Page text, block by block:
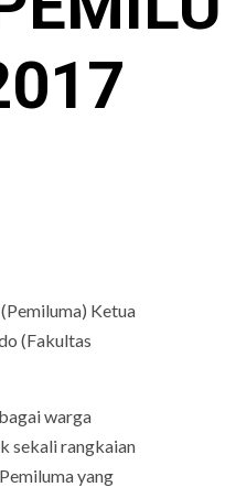
Ketua
(Fakultas
warga
sekali rangkaian
yang